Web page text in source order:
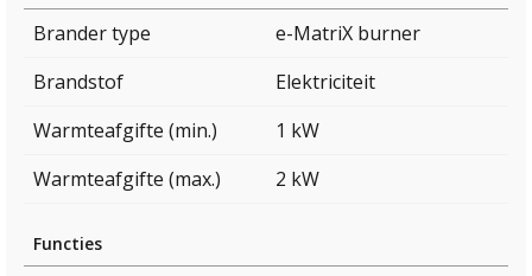
Brander type
e-MatriX burner
Brandstof
Elektriciteit
Warmteafgifte (min.)
1 kW
Warmteafgifte (max.)
2 kW
Functies